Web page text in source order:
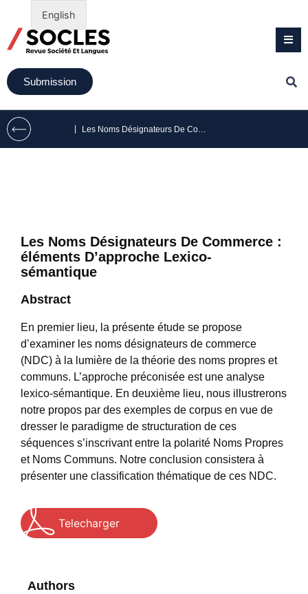
Submission
Les Noms Désignateurs De Commerce : éléments D’approche Lexico-sémantique
Les Noms Désignateurs De Commerce :
éléments D’approche Lexico-
sémantique
Abstract
En premier lieu, la présente étude se propose
d’examiner les noms désignateurs de commerce
(NDC) à la lumière de la théorie des noms propres et
communs. L’approche préconisée est une analyse
lexico-sémantique. En deuxième lieu, nous illustrerons
notre propos par des exemples de corpus en vue de
dresser le paradigme de structuration de ces
séquences s’inscrivant entre la polarité Noms Propres
et Noms Communs. Notre conclusion consistera à
présenter une classification thématique de ces NDC.
Telecharger
Authors
English